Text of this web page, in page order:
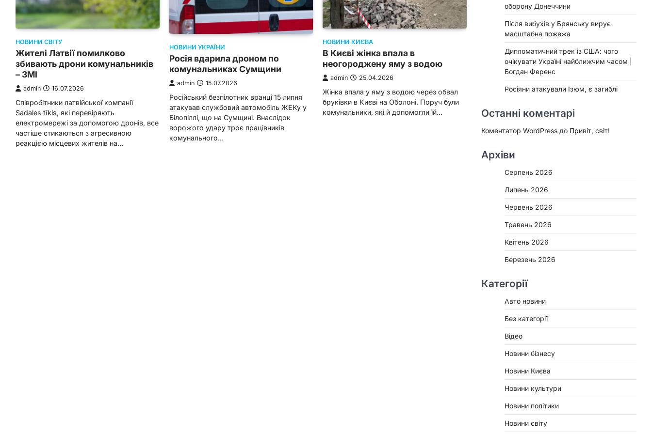
НОВИНИ СВІТУ
Жителі Латвії помилково
збивають дрони комунальників
– ЗМІ
admin 16.07.2026
Співробітники латвійської компанії
Sadales tīkls, які перевіряють
електромережі за допомогою дронів, все
частіше стикаються з агресивною
реакцією місцевих жителів на…
НОВИНИ УКРАЇНИ
Росія вдарила дроном по
комунальниках Сумщини
admin 15.07.2026
Російський безпілотник вранці 15 липня
атакував службовий автомобіль ЖЕКу у
Білопіллі, що на Сумщині. Внаслідок
ворожого удару троє працівників
комунального…
НОВИНИ КИЄВА
В Києві жінка впала в
неогороджену яму з водою
admin 25.04.2026
Жінка впала у яму з водою через обвал
бруківки в Києві на Оболоні. Поруч були
комунальники, які й допомогли їй…
оборону Донеччини
Після вибухів у Брянську вирує
масштабна пожежа
Дипломатичний трек із США: чого
очікувати Україні найближчим часом |
Богдан Ференс
Росіяни атакували Ізюм, є загиблі
Останні коментарі
Коментатор WordPress до Привіт, світ!
Архіви
Серпень 2026
Липень 2026
Червень 2026
Травень 2026
Квітень 2026
Березень 2026
Категорії
Авто новини
Без категорії
Відео
Новини бізнесу
Новини Києва
Новини культури
Новини політики
Новини світу